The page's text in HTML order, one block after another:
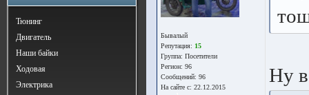
Тюнинг
Двигатель
Наши байки
Ходовая
Электрика
Бывалый
Репутация: 15
Группа: Посетители
Регион: 96
Сообщений: 96
На сайте с: 22.12.2015
Ну